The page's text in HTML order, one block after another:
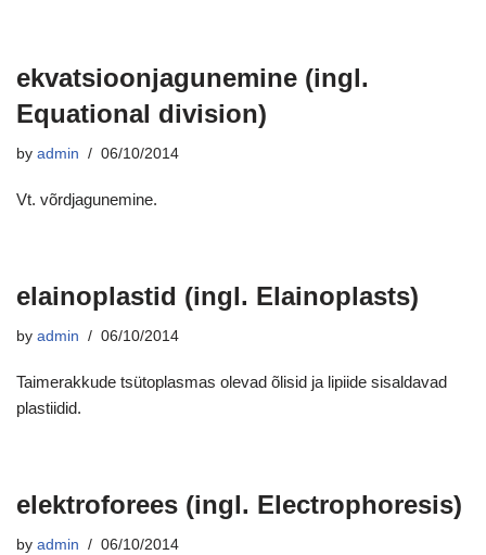
ekvatsioonjagunemine (ingl.
Equational division)
by admin 06/10/2014
Vt. võrdjagunemine.
elainoplastid (ingl. Elainoplasts)
by admin 06/10/2014
Taimerakkude tsütoplasmas olevad õlisid ja lipiide sisaldavad
plastiidid.
elektroforees (ingl. Electrophoresis)
by admin 06/10/2014